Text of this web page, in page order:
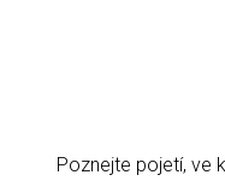
Poznejte pojetí, ve